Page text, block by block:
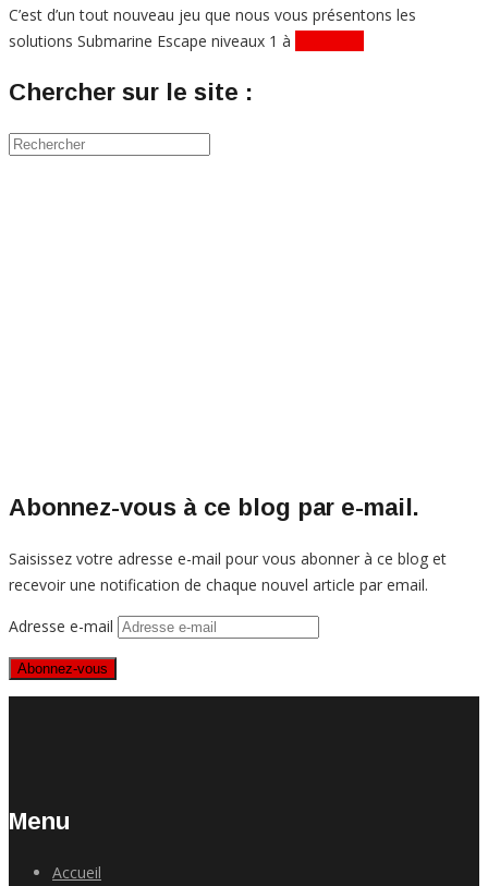
C’est d’un tout nouveau jeu que nous vous présentons les
solutions Submarine Escape niveaux 1 à
Chercher sur le site :
Abonnez-vous à ce blog par e-mail.
Saisissez votre adresse e-mail pour vous abonner à ce blog et
recevoir une notification de chaque nouvel article par email.
Adresse e-mail
Abonnez-vous
Menu
Accueil